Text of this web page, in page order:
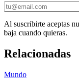
Al suscribirte aceptas
baja cuando quieras.
Relacionadas
Mundo